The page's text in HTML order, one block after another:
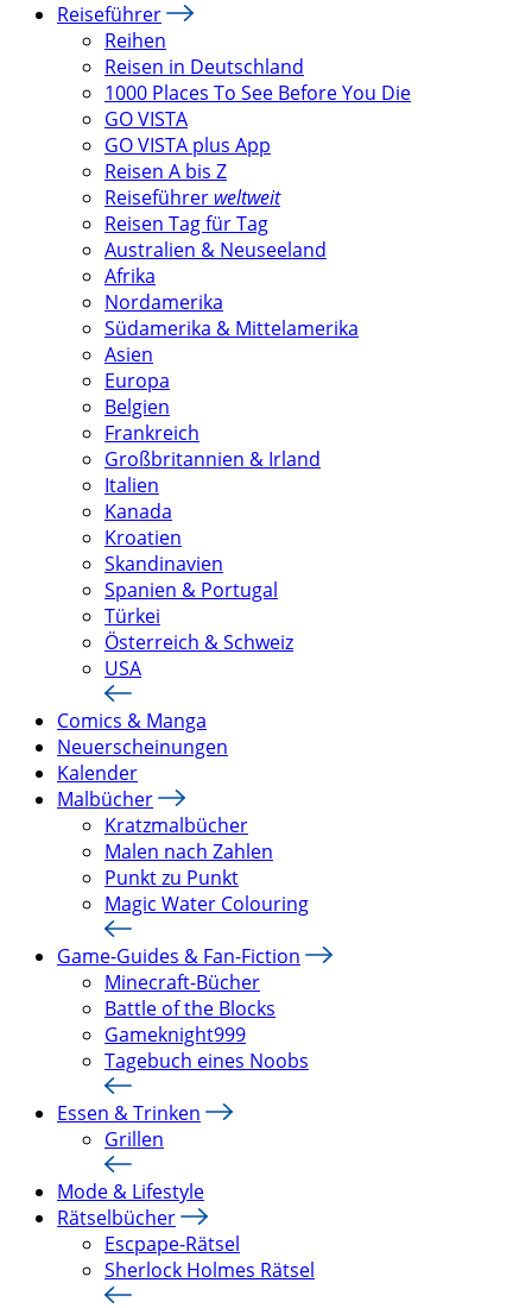
Reiseführer
Reihen
Reisen in Deutschland
1000 Places To See Before You Die
GO VISTA
GO VISTA plus App
Reisen A bis Z
Reiseführer weltweit
Reisen Tag für Tag
Australien & Neuseeland
Afrika
Nordamerika
Südamerika & Mittelamerika
Asien
Europa
Belgien
Frankreich
Großbritannien & Irland
Italien
Kanada
Kroatien
Skandinavien
Spanien & Portugal
Türkei
Österreich & Schweiz
USA
Comics & Manga
Neuerscheinungen
Kalender
Malbücher
Kratzmalbücher
Malen nach Zahlen
Punkt zu Punkt
Magic Water Colouring
Game-Guides & Fan-Fiction
Minecraft-Bücher
Battle of the Blocks
Gameknight999
Tagebuch eines Noobs
Essen & Trinken
Grillen
Mode & Lifestyle
Rätselbücher
Escpape-Rätsel
Sherlock Holmes Rätsel